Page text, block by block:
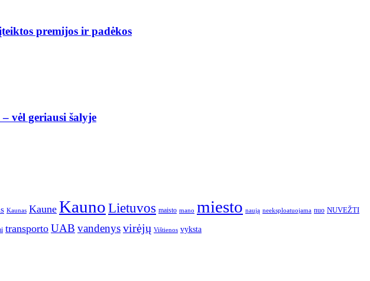
premijos ir padėkos
vėl geriausi šalyje
Kaunas Kaune KaunoLietuvos maisto mano miesto naują neeksploatuojama nuo NUVEŽTI
transporto UAB vandenysvirėjų Vištienos vyksta